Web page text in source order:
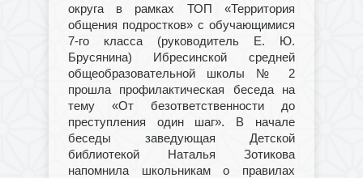
округа в рамках ТОП «Территория
общения подростков» с обучающимися
7-го класса (руководитель Е. Ю.
Брусянина) Ибресинской средней
общеобразовательной школы № 2
прошла профилактическая беседа на
тему «От безответственности до
преступления один шаг». В начале
беседы заведующая Детской
библиотекой Наталья Зотикова
напомнила школьникам о правилах